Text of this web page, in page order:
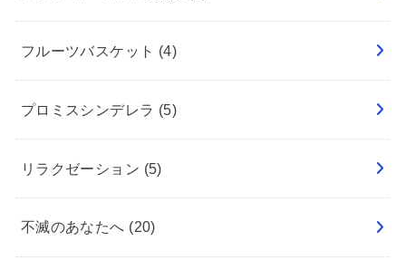
フルーツバスケット (4)
プロミスシンデレラ (5)
リラクゼーション (5)
不滅のあなたへ (20)